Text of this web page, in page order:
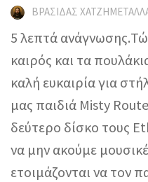
ΒΡΑΣΊΔΑΣ
5 λεπτά
καιρός και τα
καλή ευκαιρία για
μας παιδιά Misty
δεύτερο δίσκο τους
να μην ακούμε
ετοιμάζονται να τον